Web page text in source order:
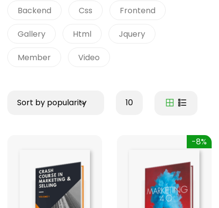
Backend Css Frontend
Gallery Html Jquery
Member Video
Sort by popularity 10
-8%